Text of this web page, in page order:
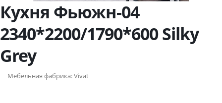
Кухня Фьюжн-04
2340*2200/1790*600 Silky
Grey
Мебельная фабрика:Vivat